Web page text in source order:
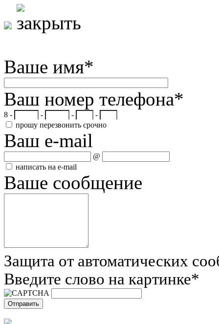
Ваше имя*
Ваш номер телефона*
8 - - -
-
прошу перезвонить срочно
Ваш e-mail
@
написать на e-mail
Ваше сообщение
Защита от автоматических
Введите слово на картинке*